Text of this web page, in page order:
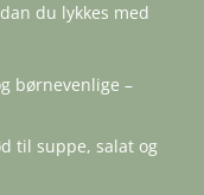
du lykkes med
børnevenlige –
til suppe, salat og